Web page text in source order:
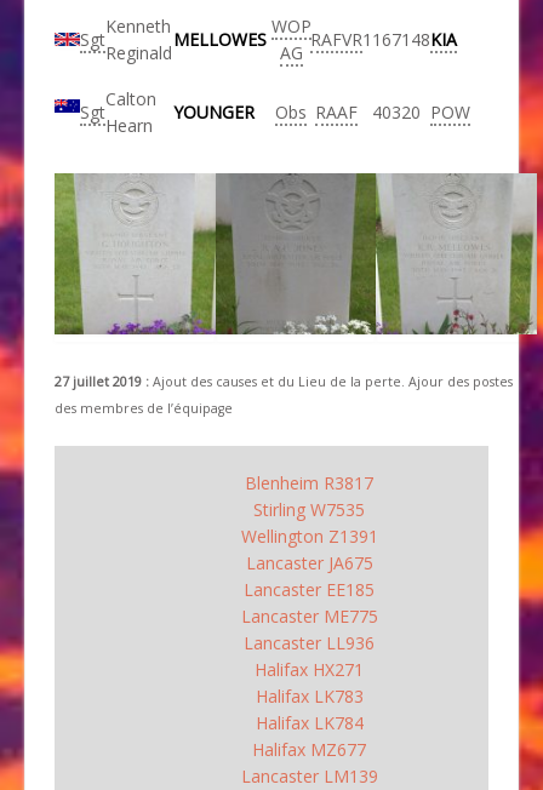
Sgt
Kenneth
Reginald
MELLOWES
WOP
AG
RAFVR1167148KIA
Sgt
Calton
Hearn
YOUNGER Obs RAAF 40320 POW
27 juillet 2019 : Ajout des causes et du Lieu de la perte. Ajour des postes
des membres de l’équipage
Blenheim R3817
Stirling W7535
Wellington Z1391
Lancaster JA675
Lancaster EE185
Lancaster ME775
Lancaster LL936
Halifax HX271
Halifax LK783
Halifax LK784
Halifax MZ677
Lancaster LM139